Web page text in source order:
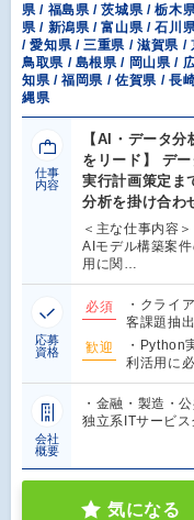
県 / 福島県 / 茨城県 / 栃木
県 / 新潟県 / 富山県 / 石川
/ 愛知県 / 三重県 / 滋賀県 /
鳥取県 / 島根県 / 岡山県 /
知県 / 福岡県 / 佐賀県 / 長
縄県
仕事
内容
【AI・データ
をリード】 デ
実行計画策定ま
分析を掛け合わ
＜主な仕事内容
AIモデル構築案
用に関…
応募
資格
必須
・クライ
客課題抽
歓迎
・Python
利活用に
会社
概要
・金融・製造・
独立系ITサービ
気になる